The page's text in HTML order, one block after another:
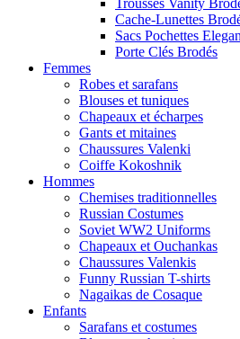
Cache-Lunettes
Sacs Pochettes
Porte Clés Brodés
Femmes
Robes et sarafans
Blouses et tuniques
Chapeaux et écharpes
Gants et mitaines
Chaussures Valenki
Coiffe Kokoshnik
Hommes
Chemises traditionnelles
Russian Costumes
Soviet WW2 Uniforms
Chapeaux et Ouchankas
Chaussures Valenkis
Funny Russian T-shirts
Nagaikas de Cosaque
Enfants
Sarafans et costumes